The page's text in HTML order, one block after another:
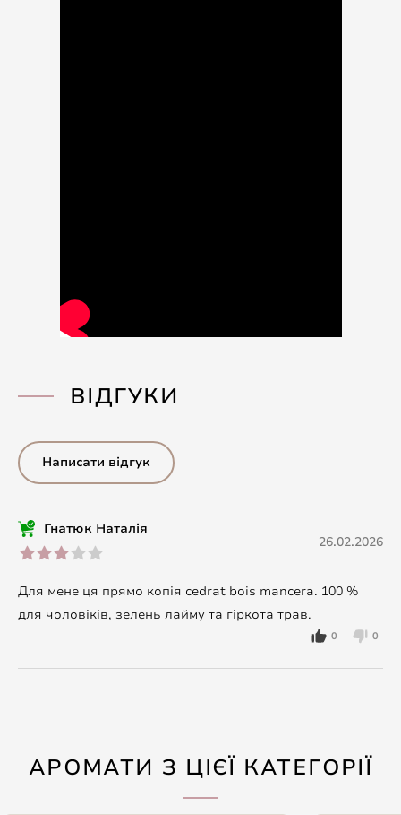
ВІДГУКИ
Написати відгук
Гнатюк Наталія
26.02.2026
Для мене ця прямо копія cedrat bois mancera. 100 %
для чоловіків, зелень лайму та гіркота трав.
0 0
АРОМАТИ З ЦІЄЇ КАТЕГОРІЇ